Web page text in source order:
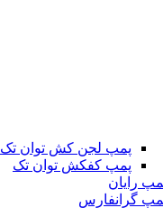
پمپ لجن کش توان تک
پمپ کفکش توان تک
رایان
گرانفارس